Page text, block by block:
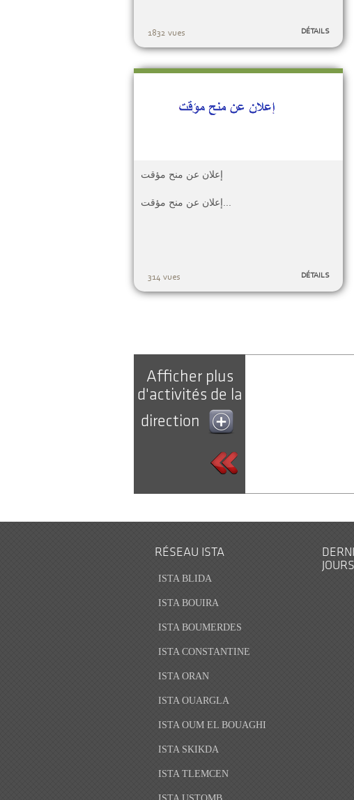
1832 vues DÉTAILS
إعلان عن منح مؤقت
314 vues DÉTAILS
Afficher plus
d'activités de la
direction
RÉSEAU ISTA
ISTA BLIDA
ISTA BOUIRA
ISTA BOUMERDES
ISTA CONSTANTINE
ISTA ORAN
ISTA OUARGLA
ISTA OUM EL BOUAGHI
ISTA SKIKDA
ISTA TLEMCEN
JOURS